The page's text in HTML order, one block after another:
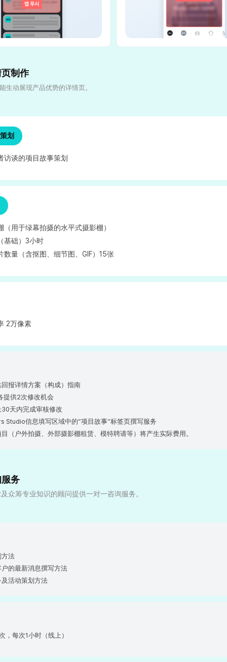
制作
生动展现产品优势的详情页。
划
访谈的项目故事策划
（用于绿幕拍摄的水平式摄影棚）
基础）3小时
数量（含抠图、细节图、GIF）15张
2万像素
回报详情方案（构成）指南
提供2次修改机会
30天内完成审核修改
Studio信息填写区域中的“项目故事”标签页撰写服务
目（户外拍摄、外部摄影棚租赁、模特聘请等）将产生实际费用。
务
众筹专业知识的顾问提供一对一咨询服务。
方法
户的最新消息撰写方法
及活动策划方法
，每次1小时（线上）